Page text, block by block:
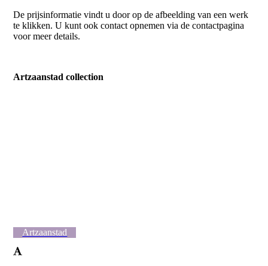
De prijsinformatie vindt u door op de afbeelding van een werk
te klikken. U kunt ook contact opnemen via de contactpagina
voor meer details.
Artzaanstad collection
Artzaanstad